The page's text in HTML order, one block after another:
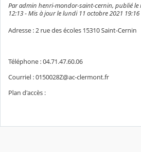
Par admin henri-mondor-saint-cernin, publié le
12:13 - Mis à jour le lundi 11 octobre 2021 19:16
Adresse : 2 rue des écoles 15310 Saint-Cernin
Téléphone : 04.71.47.60.06
Courriel : 0150028Z@ac-clermont.fr
Plan d'accès :